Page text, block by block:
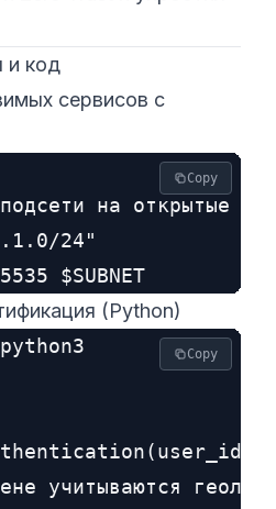
и код
сервисов с
на открытые
24"
Copy
(Python)
учитываются
Copy